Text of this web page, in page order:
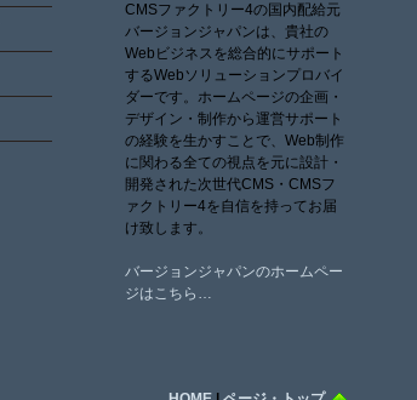
CMSファクトリー4の国内配給元
バージョンジャパンは、貴社の
Webビジネスを総合的にサポート
するWebソリューションプロバイ
ダーです。ホームページの企画・
デザイン・制作から運営サポート
の経験を生かすことで、Web制作
に関わる全ての視点を元に設計・
開発された次世代CMS・CMSフ
ァクトリー4を自信を持ってお届
け致します。
バージョンジャパンのホームペー
ジはこちら…